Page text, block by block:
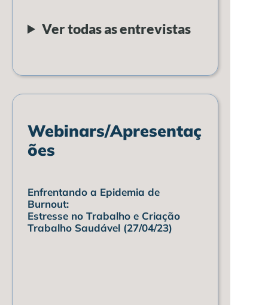
Ver todas as entrevistas
Webinars/Apresentaç
ões
Enfrentando a Epidemia de
Burnout:
Estresse no Trabalho e Criação
Trabalho Saudável (27/04/23)